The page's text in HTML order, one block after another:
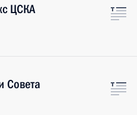
ЦСКА
Совета